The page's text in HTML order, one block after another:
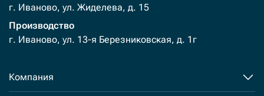
г. Иваново, ул. Жиделева, д. 15
Производство
г. Иваново, ул. 13-я Березниковская, д. 1г
Компания